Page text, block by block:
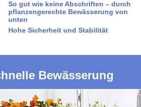
So gut wie keine Abschriften – durch
pflanzengerechte Bewässerung von
unten
Hohe Sicherheit und Stabilität
Bewässerung